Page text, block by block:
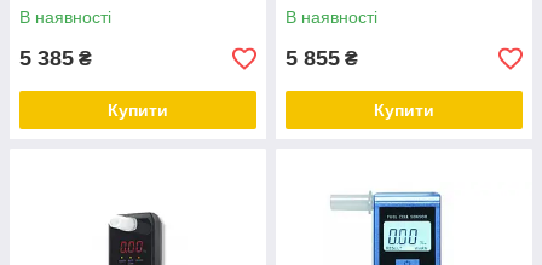
В наявності
5 385 ₴
Купити
В наявності
5 855 ₴
Купити